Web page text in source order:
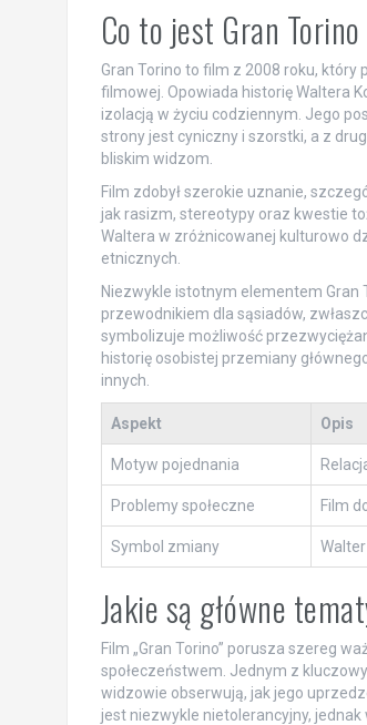
Co to jest Gran
Gran Torino to film z 2008 roku,
filmowej. Opowiada historię Waltera
izolacją w życiu codziennym. Jego
strony jest cyniczny i szorstki, a z
bliskim widzom.
Film zdobył szerokie uznanie,
jak rasizm, stereotypy oraz kwestie
Waltera w zróżnicowanej kulturowo
etnicznych.
Niezwykle istotnym elementem Gran
przewodnikiem dla sąsiadów,
symbolizuje możliwość
historię osobistej przemiany
innych.
Aspekt Opis
Motyw pojednania
Problemy społeczne Film
Symbol zmiany
Jakie są główne
Film „Gran Torino” porusza szereg
społeczeństwem. Jednym z
widzowie obserwują, jak jego
jest niezwykle nietolerancyjny,